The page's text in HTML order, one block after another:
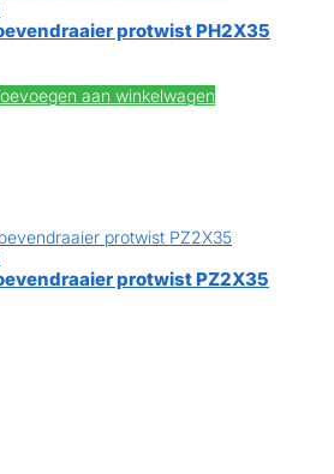
protwist PH2X35
aan winkelwagen
protwist PZ2X35